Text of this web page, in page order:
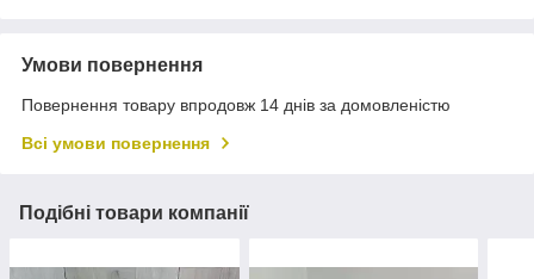
Умови повернення
Повернення товару впродовж 14 днів за домовленістю
Всі умови повернення
Подібні товари компанії